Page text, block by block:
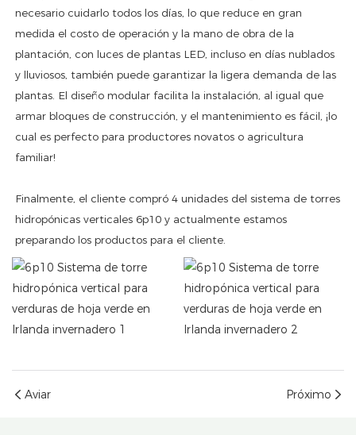
necesario cuidarlo todos los días, lo que reduce en gran
medida el costo de operación y la mano de obra de la
plantación, con luces de plantas LED, incluso en días nublados
y lluviosos, también puede garantizar la ligera demanda de las
plantas. El diseño modular facilita la instalación, al igual que
armar bloques de construcción, y el mantenimiento es fácil, ¡lo
cual es perfecto para productores novatos o agricultura
familiar!
Finalmente, el cliente compró 4 unidades del sistema de torres
hidropónicas verticales 6p10 y actualmente estamos
preparando los productos para el cliente.
Aviar Próximo